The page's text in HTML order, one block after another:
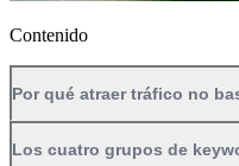
Contenido
Por qué atraer tráfico no
Los cuatro grupos de